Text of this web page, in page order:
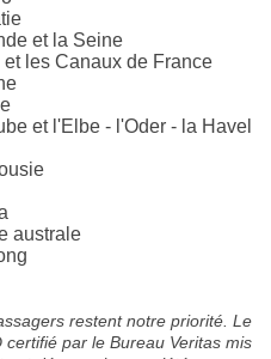
et la Seine
les Canaux de France
et l'Elbe - l'Oder - la Havel
australe
restent notre priorité. Le
par le Bureau Veritas mis